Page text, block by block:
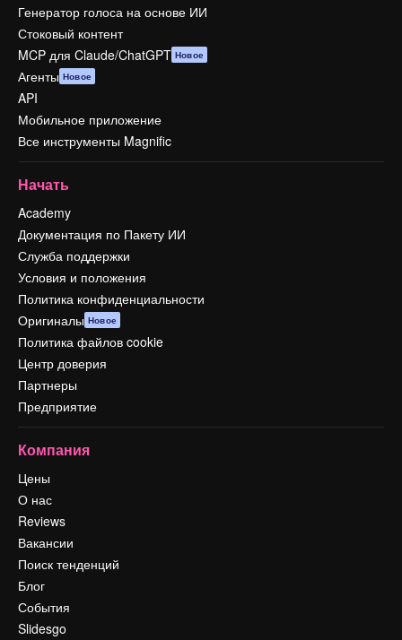
Генератор голоса на основе ИИ
Стоковый контент
MCP для Claude/ChatGPT Новое
Агенты Новое
API
Мобильное приложение
Все инструменты Magnific
Начать
Academy
Документация по Пакету ИИ
Служба поддержки
Условия и положения
Политика конфиденциальности
Оригиналы Новое
Политика файлов cookie
Центр доверия
Партнеры
Предприятие
Компания
Цены
О нас
Reviews
Вакансии
Поиск тенденций
Блог
События
Slidesgo